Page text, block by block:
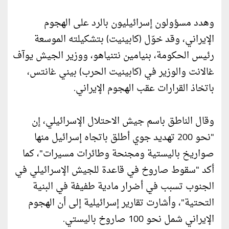
وهدد مسؤولون إسرائيليون بالرد على الهجوم
الإيراني، وقد خوّل (كابينيت) بتشكيلته الموسعة
رئيس الحكومة، بنيامين نتنياهو، ووزير الجيش يوآف
غالانت والوزير في (كابينيت الحرب) بيني غانتس،
باتخاذ القرارات عقب الهجوم الإيراني.
وقال الناطق باسم جيش الاحتلال الإسرائيلي، إن
"نحو 200 تهديد جوي أطلق باتجاه إسرائيل منها
صواريخ باليستية ومجنحة وطائرات مسيرات"، كما
أكد "سقوط صاروخ في قاعدة للجيش الإسرائيلي في
الجنوب تسبب في أضرار مادية طفيفة في البنية
التحتية"، وأشارت تقارير إسرائيلية إلى أن الهجوم
الإيراني شمل نحو 100 صاروخ باليستي.